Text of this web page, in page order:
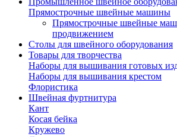
Прямострочные швейные машины
Прямострочные швейные
продвижением
Столы для швейного оборудования
Товары для творчества
Наборы для вышивания готовых
Наборы для вышивания крестом
Флористика
Швейная фуртнитура
Кант
Косая бейка
Кружево